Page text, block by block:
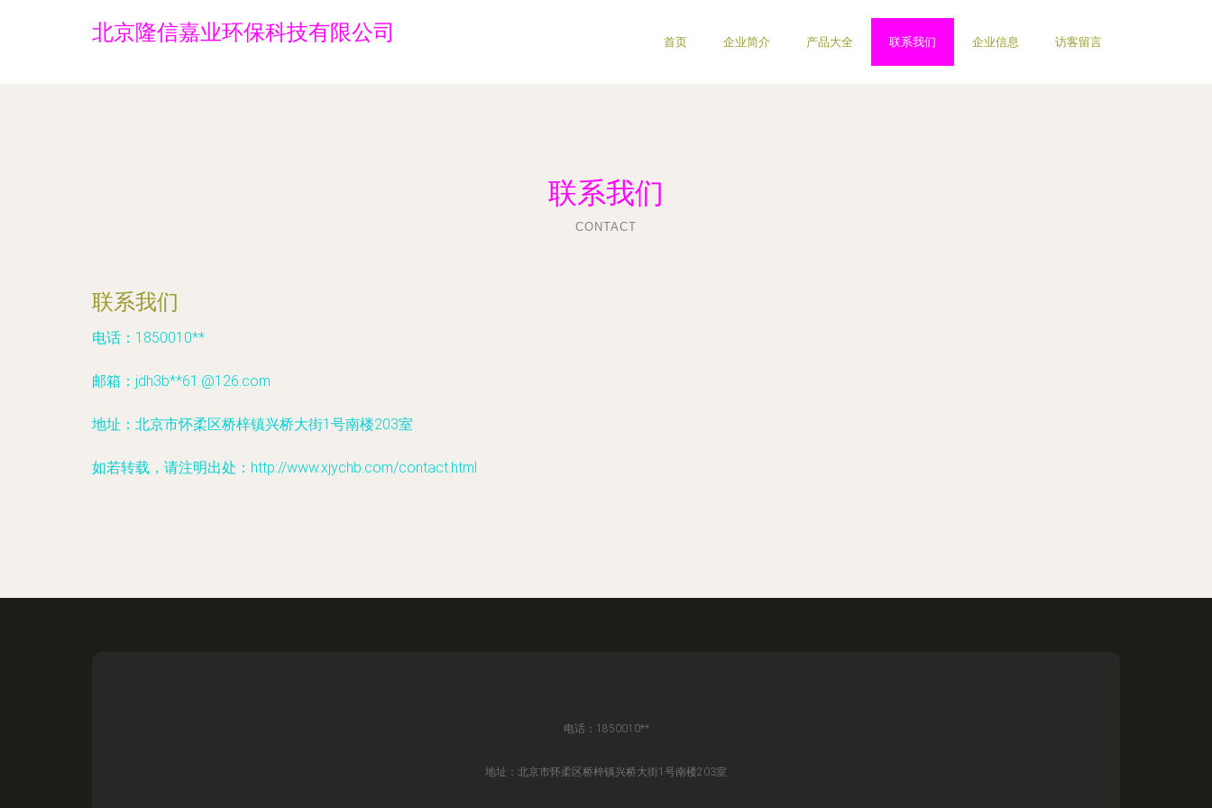
北京隆信嘉业环保科技有限公司 首页 企业简介 产品大全 联系我们 企业信息 访客留言
联系我们
CONTACT
联系我们
电话：1850010**
邮箱：jdh3b**61.@126.com
地址：北京市怀柔区桥梓镇兴桥大街1号南楼203室
如若转载，请注明出处：http://www.xjychb.com/contact.html
电话：1850010**
地址：北京市怀柔区桥梓镇兴桥大街1号南楼203室